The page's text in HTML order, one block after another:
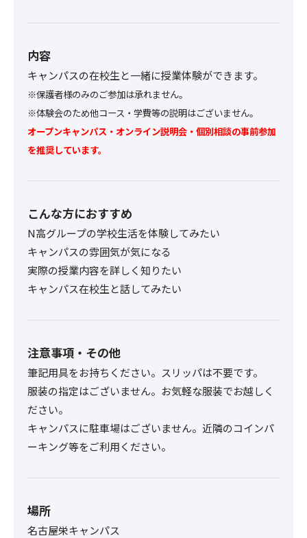
内容
キャンパスの在校生と一緒に授業体験ができます。
※保護者様のみのご参加は承れません。
※体験会のため他コース・学費等の説明はございません。
オープンキャンパス・オンライン説明会・個別相談の事前参加
を推奨しています。
こんな方におすすめ
N高グループの学校生活を体験してみたい
キャンパスの雰囲気が気になる
実際の授業内容を詳しく知りたい
キャンパス在校生と話してみたい
注意事項・その他
筆記用具をお持ちください。スリッパは不要です。
服装の指定はございません。お気軽な服装でお越しく
ださい。
キャンパスに駐車場はございません。近隣のコインパ
ーキング等をご利用ください。
場所
名古屋栄キャンパス